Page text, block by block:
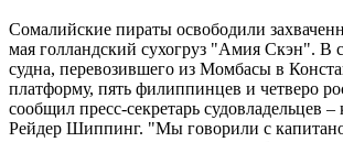
Сомалийские пираты освободили
мая голландский сухогруз "Амия Скэн". В
судна, перевозившего из Момбасы в
платформу, пять филиппинцев и четверо
сообщил пресс-секретарь судовладельцев
Рейдер Шиппинг. "Мы говорили с